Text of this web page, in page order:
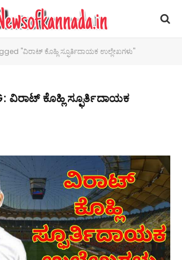
"ವಿರಾಟ್ ಕೊಹ್ಲಿ ಸ್ಫೂರ್ತಿದಾಯಕ ಉಲ್ಲೇಖಗಳು"
ವಿರಾಟ್ ಕೊಹ್ಲಿ ಸ್ಫೂರ್ತಿದಾಯಕ